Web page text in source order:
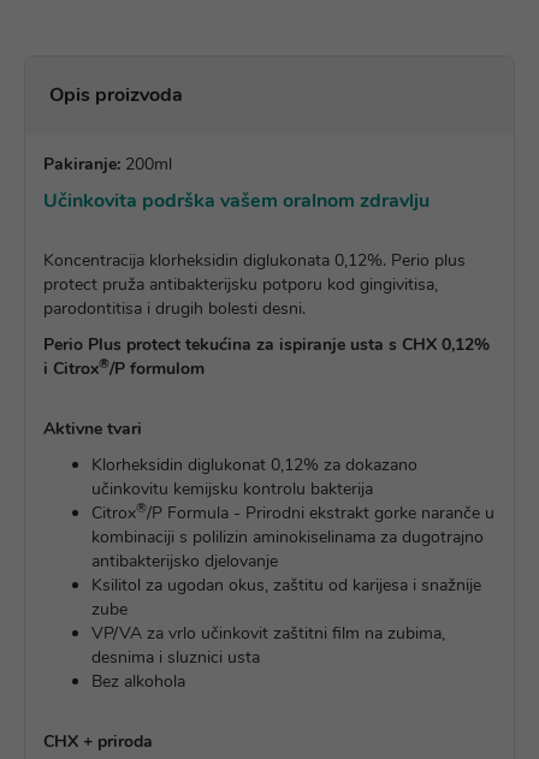
Opis proizvoda
Pakiranje: 200ml
Učinkovita podrška vašem oralnom zdravlju
Koncentracija klorheksidin diglukonata 0,12%. Perio plus
protect pruža antibakterijsku potporu kod gingivitisa,
parodontitisa i drugih bolesti desni.
Perio Plus protect tekućina za ispiranje usta s CHX 0,12%
i Citrox®/P formulom
Aktivne tvari
Klorheksidin diglukonat 0,12% za dokazano
učinkovitu kemijsku kontrolu bakterija
Citrox®/P Formula - Prirodni ekstrakt gorke naranče u
kombinaciji s polilizin aminokiselinama za dugotrajno
antibakterijsko djelovanje
Ksilitol za ugodan okus, zaštitu od karijesa i snažnije
zube
VP/VA za vrlo učinkovit zaštitni film na zubima,
desnima i sluznici usta
Bez alkohola
CHX + priroda